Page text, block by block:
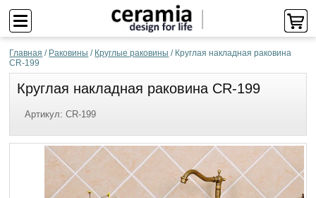
Главная / Раковины / Круглые раковины / Круглая накладная раковина
CR-199
Круглая накладная раковина CR-199
Артикул:CR-199